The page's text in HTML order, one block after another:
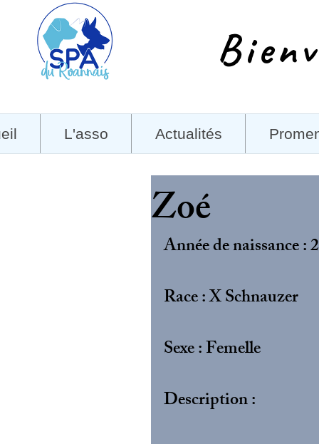
L'asso Actualités
Zoé
Année de naissance :
Race : X Schnauzer
Sexe : Femelle
Description :